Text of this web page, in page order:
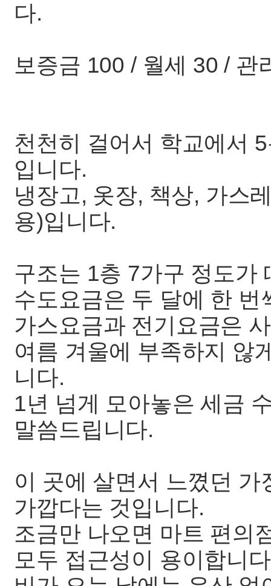
다.
보증금 100 / 월세 30 / 관
천천히 걸어서 학교에서
입니다.
냉장고, 옷장, 책상, 가스
용)입니다.
구조는 1층 7가구 정도가
수도요금은 두 달에 한 번
가스요금과 전기요금은
여름 겨울에 부족하지 않
니다.
1년 넘게 모아놓은 세금
말씀드립니다.
이 곳에 살면서 느꼈던
가깝다는 것입니다.
조금만 나오면 마트 편의
모두 접근성이 용이합니